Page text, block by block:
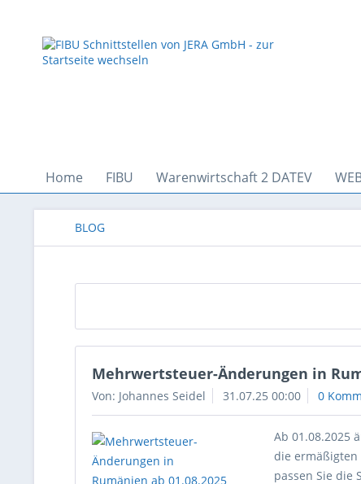
Home FIBU Warenwirtschaft 2 DATEV
BLOG
Mehrwertsteuer-Änderungen in
Von: Johannes Seidel 31.07.25 00:00 0
Ab 01.08.2025
die ermäßigten
passen Sie die